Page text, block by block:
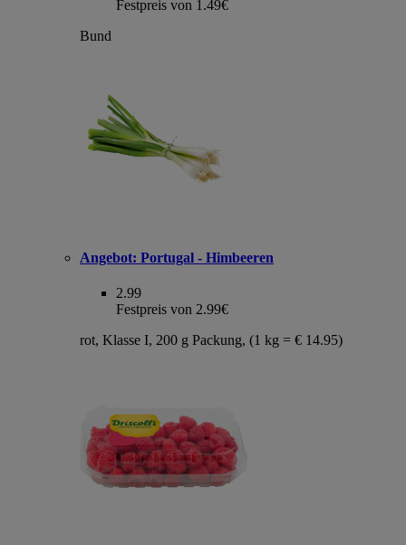
Festpreis von 1.49€
Bund
Angebot: Portugal - Himbeeren
2.99
Festpreis von 2.99€
rot, Klasse I, 200 g Packung, (1 kg = € 14.95)